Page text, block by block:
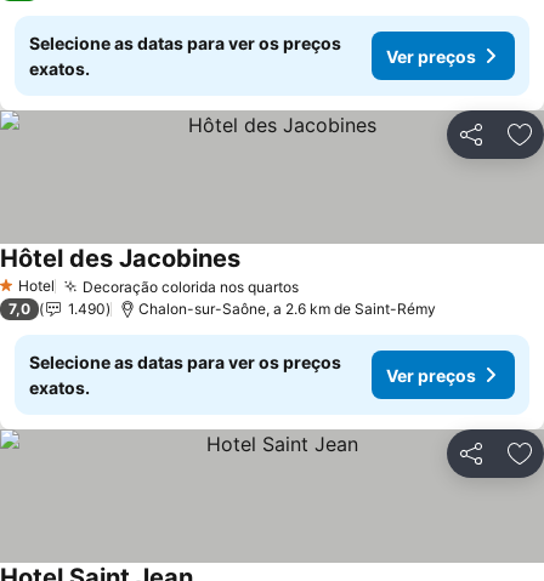
Selecione as datas para ver os preços
exatos.
Ver preços
Partilhar
1 Estrelas
Hotel Decoração colorida nos quartosVer preços
Hôtel des JacobinesVer preços
7,0 1.490 Chalon-sur-Saône, a 2.6 km de Saint-Rémy
Selecione as datas para ver os preços
exatos.
Ver preços
Partilhar